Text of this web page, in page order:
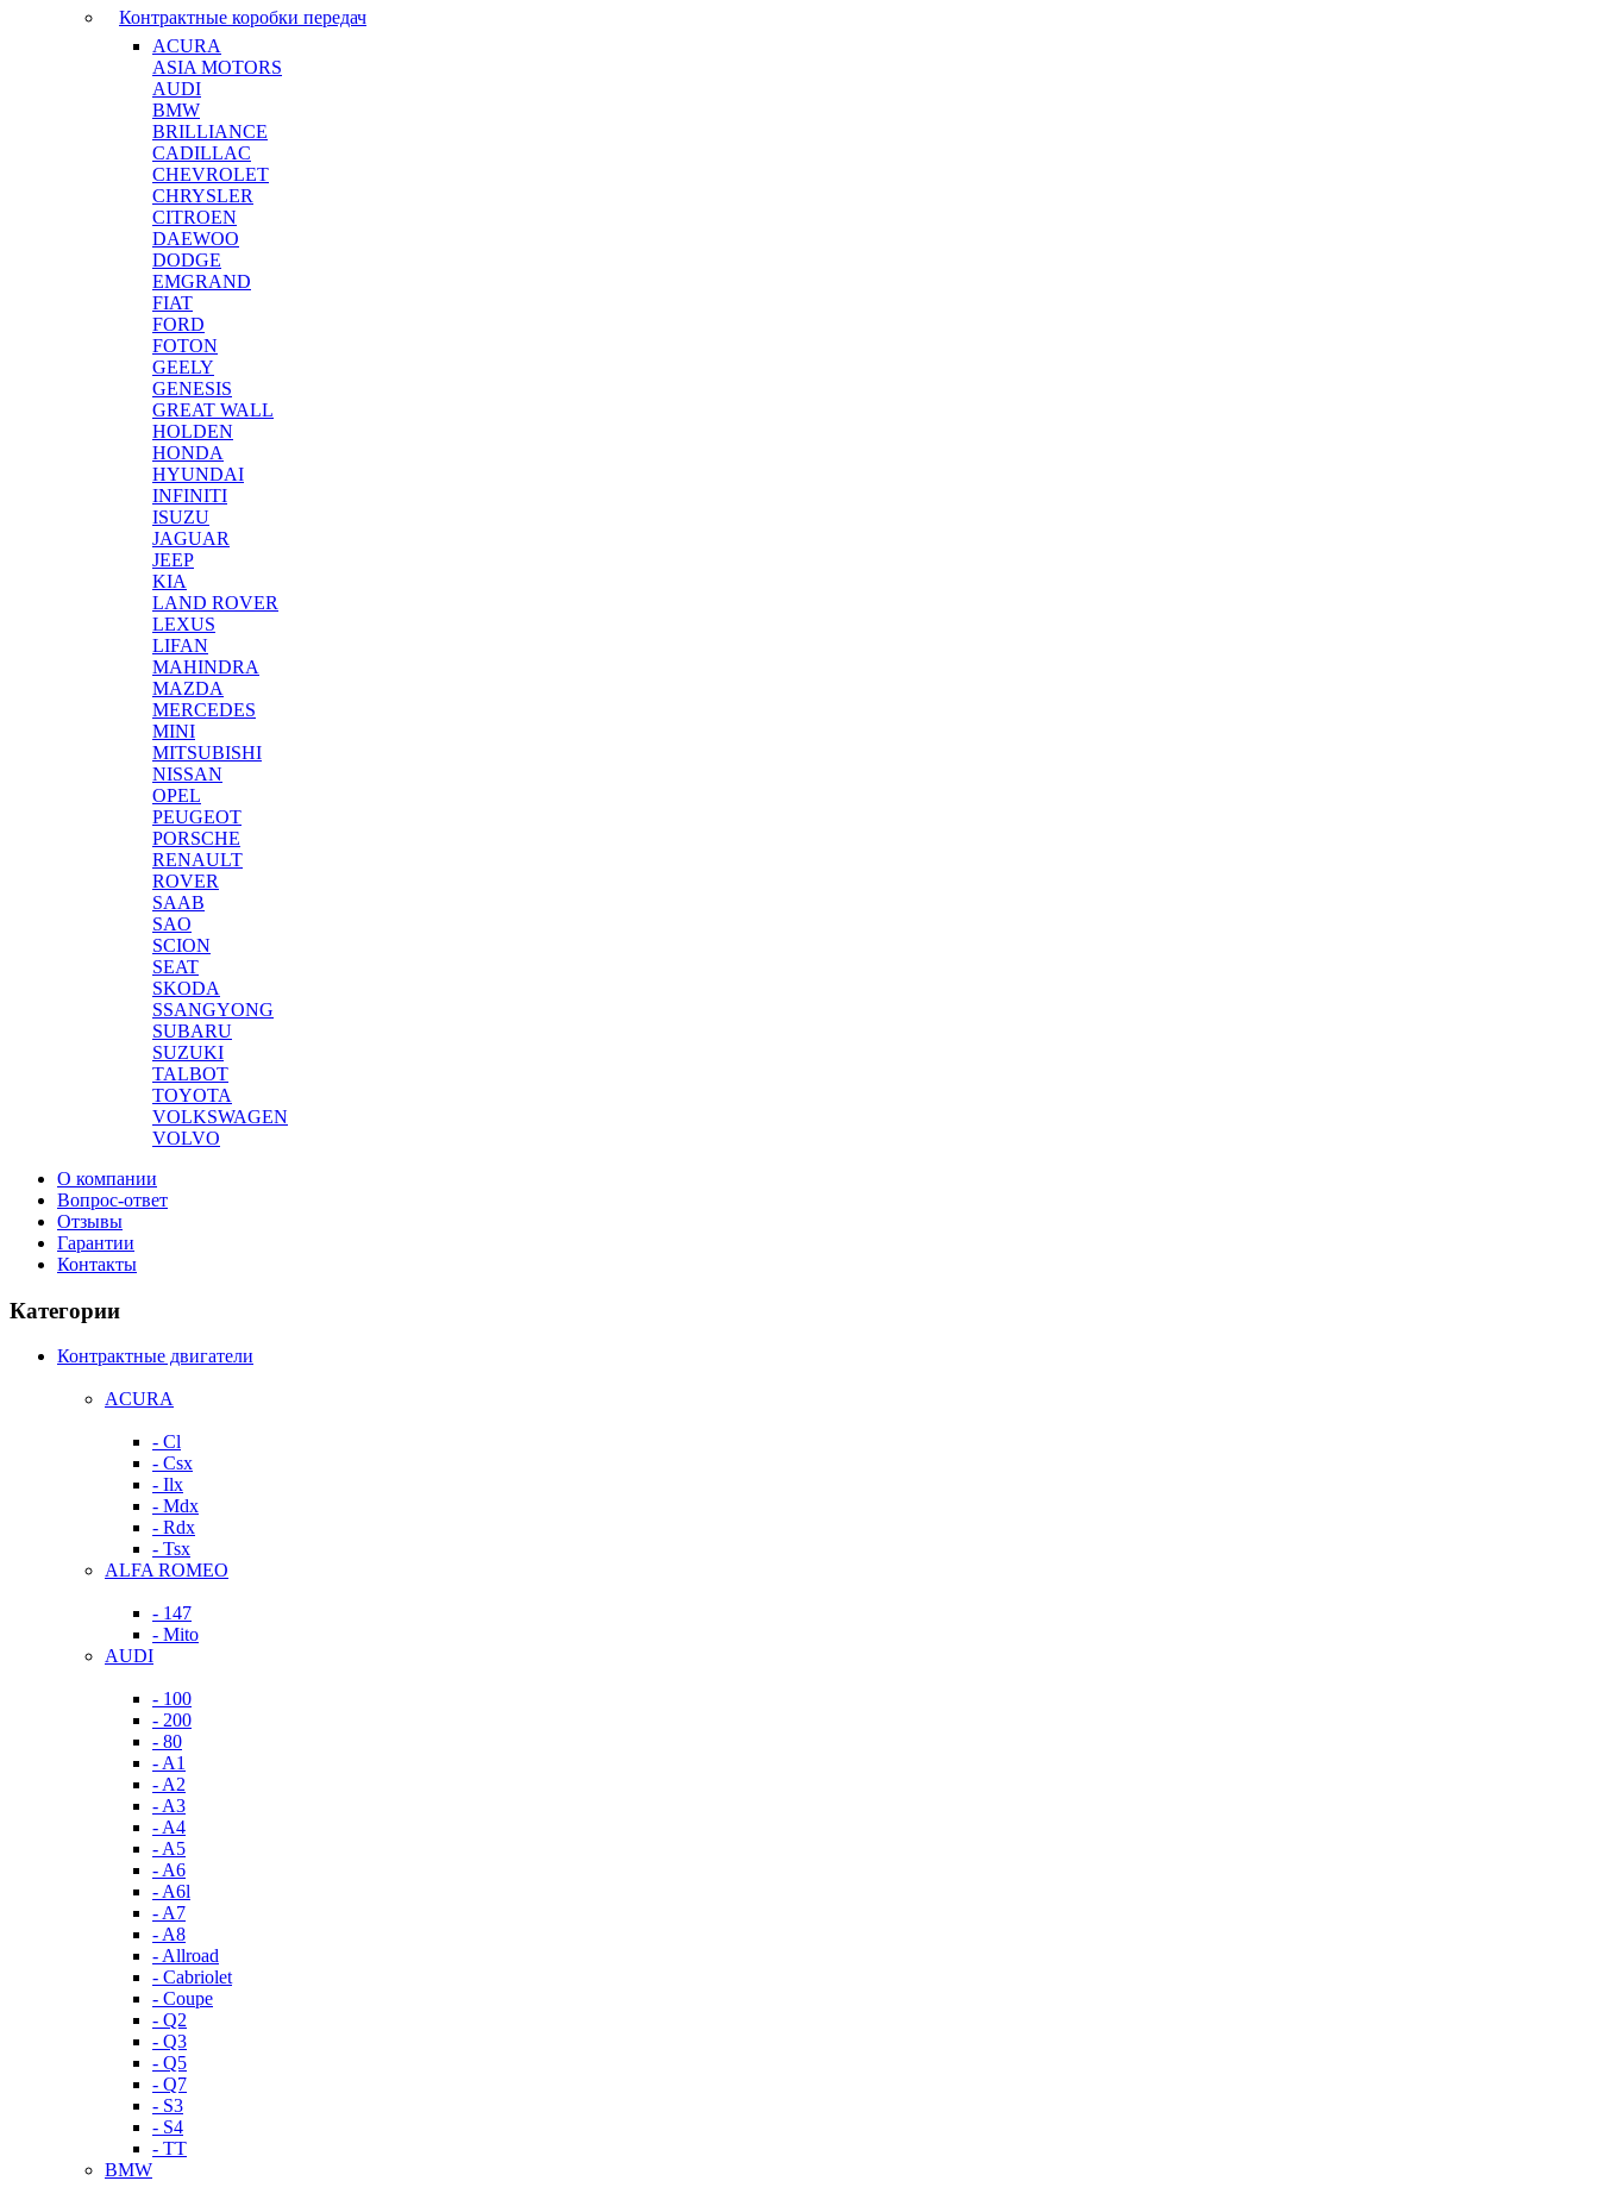
Контрактные коробки передач
ACURA
ASIA MOTORS
AUDI
BMW
BRILLIANCE
CADILLAC
CHEVROLET
CHRYSLER
CITROEN
DAEWOO
DODGE
EMGRAND
FIAT
FORD
FOTON
GEELY
GENESIS
GREAT WALL
HOLDEN
HONDA
HYUNDAI
INFINITI
ISUZU
JAGUAR
JEEP
KIA
LAND ROVER
LEXUS
LIFAN
MAHINDRA
MAZDA
MERCEDES
MINI
MITSUBISHI
NISSAN
OPEL
PEUGEOT
PORSCHE
RENAULT
ROVER
SAAB
SAO
SCION
SEAT
SKODA
SSANGYONG
SUBARU
SUZUKI
TALBOT
TOYOTA
VOLKSWAGEN
VOLVO
О компании
Вопрос-ответ
Отзывы
Гарантии
Контакты
Категории
Контрактные двигатели
ACURA
- Cl
- Csx
- Ilx
- Mdx
- Rdx
- Tsx
ALFA ROMEO
- 147
- Mito
AUDI
- 100
- 200
- 80
- A1
- A2
- A3
- A4
- A5
- A6
- A6l
- A7
- A8
- Allroad
- Cabriolet
- Coupe
- Q2
- Q3
- Q5
- Q7
- S3
- S4
- TT
BMW